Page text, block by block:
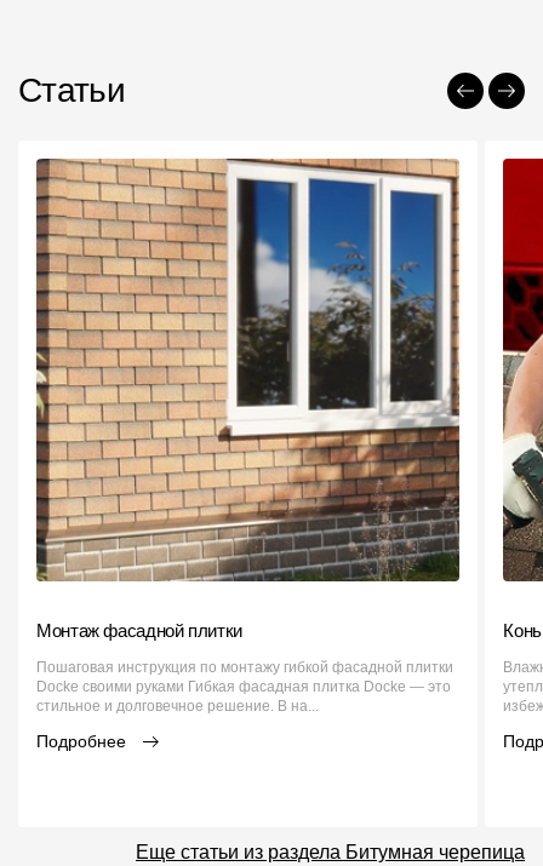
Статьи
Монтаж фасадной плитки
Пошаговая инструкция по монтажу гибкой фасадной плитки
Docke своими руками Гибкая фасадная плитка Docke — это
стильное и долговечное решение. В на...
Подробнее
Еще статьи из раздела Битумная черепица